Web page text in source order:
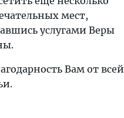
мест,
услугами Веры
Вам от всей